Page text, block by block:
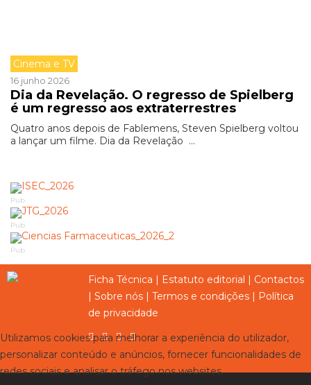
Cinema e TV
16 junho 2026
Dia da Revelação. O regresso de Spielberg
é um regresso aos extraterrestres
Quatro anos depois de Fablemens, Steven Spielberg voltou
a lançar um filme. Dia da Revelação ...
Pub
Pub
Pub
Ficha Técnica | Estatuto editorial | Contactos
| Sobre nós | Termos e condições | Política
de privacidade
Utilizamos cookies para melhorar a experiência do utilizador,
personalizar conteúdo e anúncios, fornecer funcionalidades de
redes sociais e analisar o tráfego nos websites.